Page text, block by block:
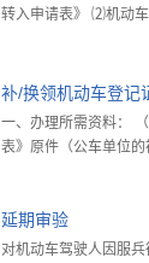
转入申请表》 ⑵机动车
补/换领机动车登记
一、办理所需资料：
表》原件（公车单位的
延期审验
对机动车驾驶人因服